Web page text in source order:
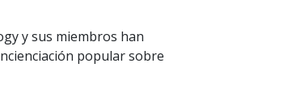
y sus miembros han
popular sobre